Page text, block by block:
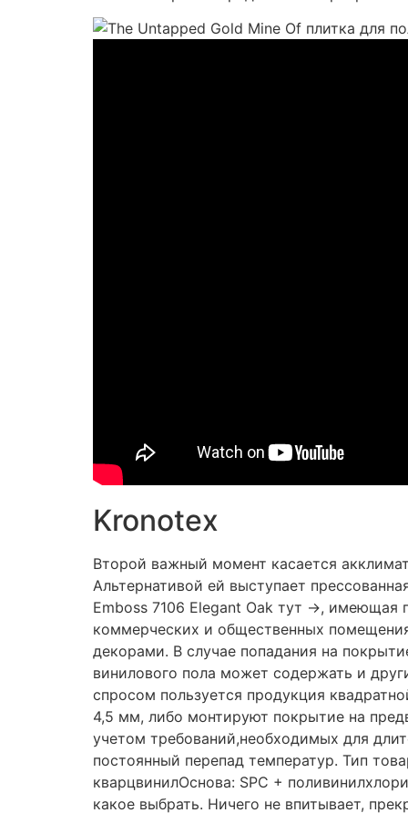
Kronotex
Второй важный момент касается
Альтернативой ей выступает
Emboss 7106 Elegant Oak тут →, имеющая
коммерческих и общественных
декорами. В случае попадания на
винилового пола может содержать и
спросом пользуется продукция
4,5 мм, либо монтируют покрытие на
учетом требований,необходимых для
постоянный перепад температур. Тип
кварцвинилОснова: SPC +
какое выбрать. Ничего не впитывает,